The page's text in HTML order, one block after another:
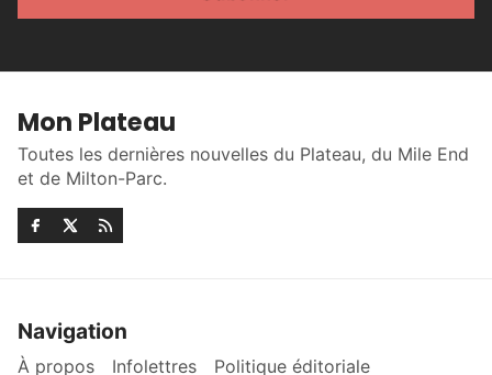
Mon Plateau
Toutes les dernières nouvelles du Plateau, du Mile End
et de Milton-Parc.
Navigation
À propos Infolettres Politique éditoriale